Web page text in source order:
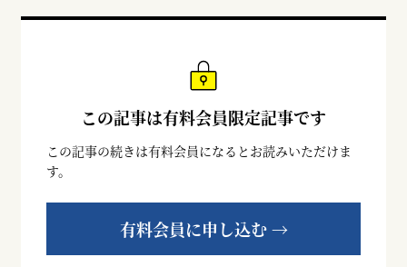
この記事は有料会員限定記事です
この記事の続きは有料会員になるとお読みいただけま
す。
有料会員に申し込む →